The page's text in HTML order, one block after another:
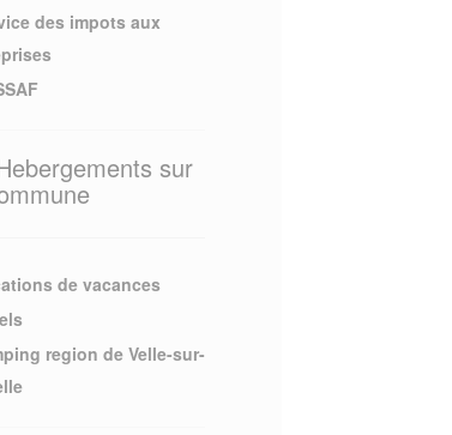
des impots aux
sur
de vacances
region de Velle-sur-